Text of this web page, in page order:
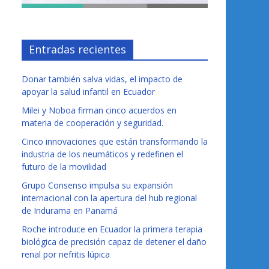
Entradas recientes
Donar también salva vidas, el impacto de
apoyar la salud infantil en Ecuador
Milei y Noboa firman cinco acuerdos en
materia de cooperación y seguridad.
Cinco innovaciones que están transformando la
industria de los neumáticos y redefinen el
futuro de la movilidad
Grupo Consenso impulsa su expansión
internacional con la apertura del hub regional
de Indurama en Panamá
Roche introduce en Ecuador la primera terapia
biológica de precisión capaz de detener el daño
renal por nefritis lúpica